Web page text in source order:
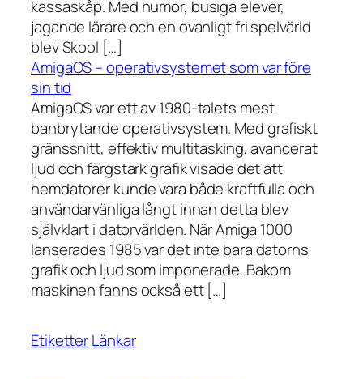
kassaskåp. Med humor, busiga elever,
jagande lärare och en ovanligt fri spelvärld
blev Skool […]
AmigaOS – operativsystemet som var före
sin tid
AmigaOS var ett av 1980-talets mest
banbrytande operativsystem. Med grafiskt
gränssnitt, effektiv multitasking, avancerat
ljud och färgstark grafik visade det att
hemdatorer kunde vara både kraftfulla och
användarvänliga långt innan detta blev
självklart i datorvärlden. När Amiga 1000
lanserades 1985 var det inte bara datorns
grafik och ljud som imponerade. Bakom
maskinen fanns också ett […]
EtiketterLänkar